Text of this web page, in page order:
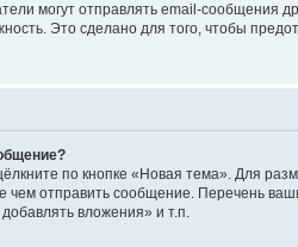
могут отправлять email-сообщения
Это сделано для того, чтобы
по кнопке «Новая тема». Для
чем отправить сообщение. Перечень
вложения» и т.п.